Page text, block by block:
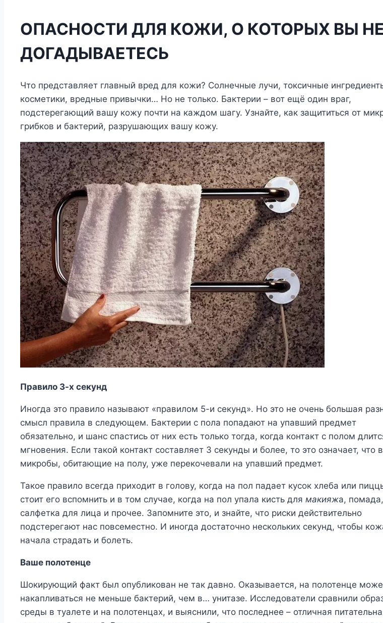
ОПАСНОСТИ ДЛЯ КОЖИ, О КОТОРЫХ ВЫ НЕ
ДОГАДЫВАЕТЕСЬ
Что представляет главный вред для кожи? Солнечные лучи, токсичные
косметики, вредные привычки… Но не только. Бактерии – вот ещё один враг,
подстерегающий вашу кожу почти на каждом шагу. Узнайте, как защититься от
грибков и бактерий, разрушающих вашу кожу.
Правило 3-х секунд
Иногда это правило называют «правилом 5-и секунд». Но это не очень большая
смысл правила в следующем. Бактерии с пола попадают на упавший предмет
обязательно, и шанс спастись от них есть только тогда, когда контакт с полом
мгновения. Если такой контакт составляет 3 секунды и более, то это означает, что
микробы, обитающие на полу, уже перекочевали на упавший предмет.
Такое правило всегда приходит в голову, когда на пол падает кусок хлеба или
стоит его вспомнить и в том случае, когда на пол упала кисть для макияжа, помада,
салфетка для лица и прочее. Запомните это, и знайте, что риски действительно
подстерегают нас повсеместно. И иногда достаточно нескольких секунд, чтобы
начала страдать и болеть.
Ваше полотенце
Шокирующий факт был опубликован не так давно. Оказывается, на полотенце
накапливаться не меньше бактерий, чем в… унитазе. Исследователи сравнили
среды в туалете и на полотенцах, и выяснили, что последнее – отличная